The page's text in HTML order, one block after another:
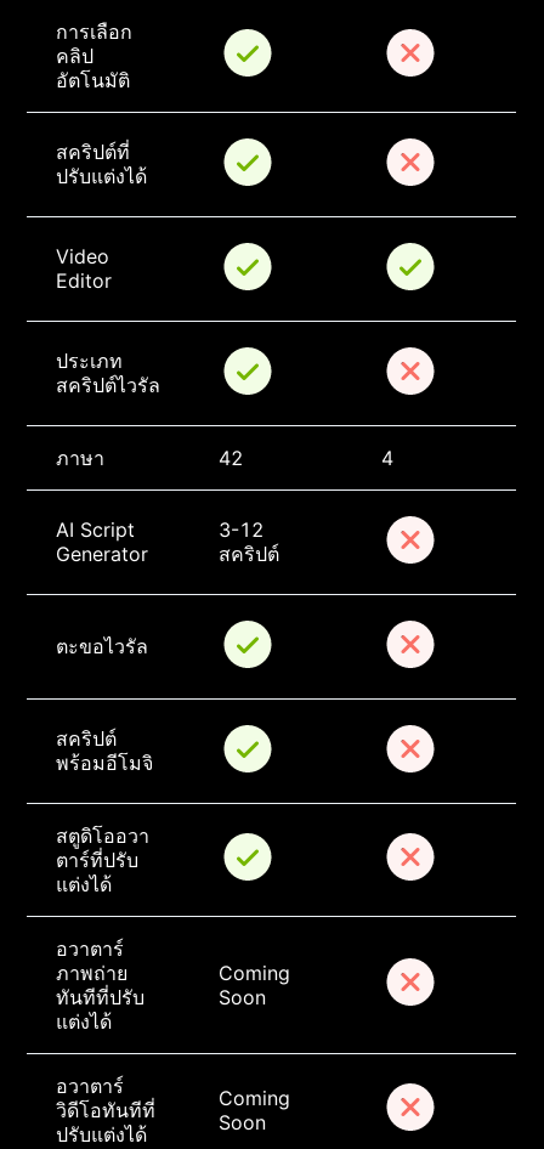
การเลือก
คลิป
อัตโนมัติ
สคริปต์ที่
ปรับแต่งได้
Video
Editor
ประเภท
สคริปต์ไวรัล
ภาษา 42 4
AI Script
Generator
3-12
สคริปต์
ตะขอไวรัล
สคริปต์
พร้อมอีโมจิ
สตูดิโออวา
ตาร์ที่ปรับ
แต่งได้
อวาตาร์
ภาพถ่าย
ทันทีที่ปรับ
แต่งได้
Coming
Soon
อวาตาร์
วิดีโอทันทีที่
ปรับแต่งได้
Coming
Soon